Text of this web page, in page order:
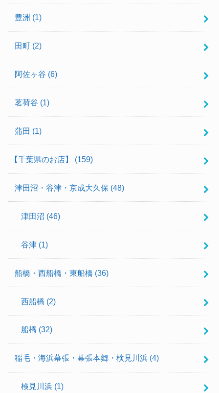
豊洲 (1)
田町 (2)
阿佐ヶ谷 (6)
茗荷谷 (1)
蒲田 (1)
【千葉県のお店】 (159)
津田沼・谷津・京成大久保 (48)
津田沼 (46)
谷津 (1)
船橋・西船橋・東船橋 (36)
西船橋 (2)
船橋 (32)
稲毛・海浜幕張・幕張本郷・検見川浜 (4)
検見川浜 (1)